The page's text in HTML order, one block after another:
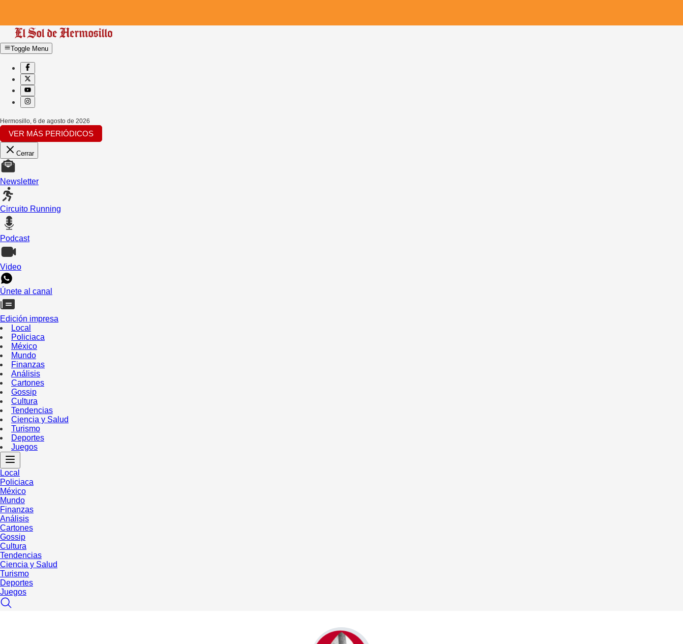
Toggle Menu
Hermosillo 6 de agosto de 2026
VER MÁS PERIÓDICOS
Cerrar
Newsletter
Circuito Running
Podcast
Video
Únete al canal
Edición impresa
Local
Policiaca
México
Mundo
Finanzas
Análisis
Cartones
Gossip
Cultura
Tendencias
Ciencia y Salud
Turismo
Deportes
Juegos
Local
Policiaca
México
Mundo
Finanzas
Análisis
Cartones
Gossip
Cultura
Tendencias
Ciencia y Salud
Turismo
Deportes
Juegos